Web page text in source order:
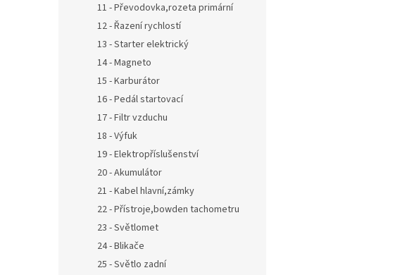
11 - Převodovka,rozeta primární
12 - Řazení rychlostí
13 - Starter elektrický
14 - Magneto
15 - Karburátor
16 - Pedál startovací
17 - Filtr vzduchu
18 - Výfuk
19 - Elektropříslušenství
20 - Akumulátor
21 - Kabel hlavní,zámky
22 - Přístroje,bowden tachometru
23 - Světlomet
24 - Blikače
25 - Světlo zadní